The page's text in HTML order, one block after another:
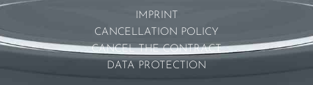
IMPRINT
CANCELLATION POLICY
CANCEL THE CONTRACT
DATA PROTECTION